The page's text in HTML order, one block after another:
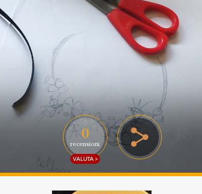
0
recensioni
VALUTA >